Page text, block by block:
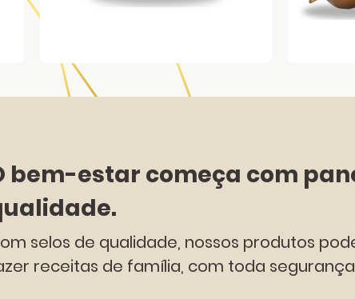
bem-estar começa com
selos de qualidade, nossos produtos
receitas de família, com toda